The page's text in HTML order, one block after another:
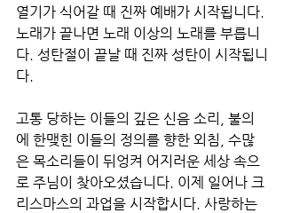
열기가 식어갈 때 진짜 예배가 시작됩니다.
노래가 끝나면 노래 이상의 노래를 부릅니
다. 성탄절이 끝날 때 진짜 성탄이 시작됩니
다.
고통 당하는 이들의 깊은 신음 소리, 불의
에 한맺힌 이들의 정의를 향한 외침, 수많
은 목소리들이 뒤엉켜 어지러운 세상 속으
로 주님이 찾아오셨습니다. 이제 일어나 크
리스마스의 과업을 시작합시다. 사랑하는